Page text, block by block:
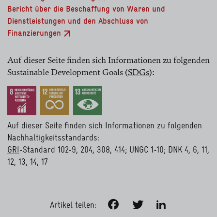
es seit 2020 ein systematisches Vorgehen auch bei
Verträgen, die bisher nicht im Fokus standen. Im Jahr
2020 begann ein Prozess mit dem Ziel,
Laufzeit zu überprüfen und, wo nötig, zu ergänzen.
Diese Nachhaltigkeitskriterien dienen als
gleichen Gegenstand.
Darüber hinaus wurden die Einkäufe und Verträge
der vergangenen dreieinhalb Jahre betrachtet, um
mögliche Risiken unserer Lieferketten zu
identifizieren und risikomindernde Schritte zu
planen. In Abstimmung mit internen Expert*innen,
und umweltrelevante Kriterien definiert und
gleichzeitig die vergaberechtlichen Aspekte sowie die
Bericht über die Beschaffung von Waren und
Dienstleistungen und den Abschluss von
Finanzierungen
Auf dieser Seite finden sich Informationen zu folgenden
Sustainable Development Goals (SDGs
lesen Sie mehr
):
Auf dieser Seite finden sich Informationen zu folgenden
Nachhaltigkeitsstandards:
GRI
lesen Sie mehr
-Standard 102-9, 204, 308, 414; UNGC 1-10; DNK 4, 6, 11,
12, 13, 14, 17
Artikel teilen: FacebookTwitter LinkedIn